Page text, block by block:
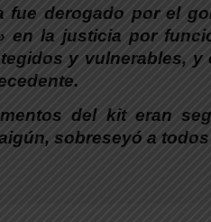
fue derogado por el
en la justicia por
y vulnerables,
del kit eran
sobreseyó a